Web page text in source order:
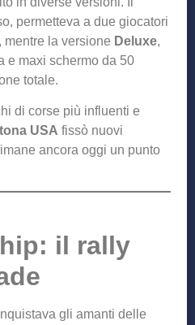
permetteva a due giocatori
la versione Deluxe,
e maxi schermo da 50
totale.
di corse più influenti e
USA fissò nuovi
ancora oggi un punto
il rally
gli amanti delle